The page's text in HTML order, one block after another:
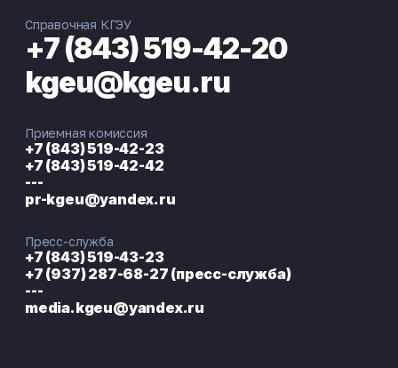
Справочная КГЭУ
+7 (843) 519-42-20
kgeu@kgeu.ru
Приемная комиссия
+7 (843) 519-42-23
+7 (843) 519-42-42
---
pr-kgeu@yandex.ru
Пресс-служба
+7 (843) 519-43-23
+7 (937) 287-68-27 (пресс-служба)
---
media.kgeu@yandex.ru